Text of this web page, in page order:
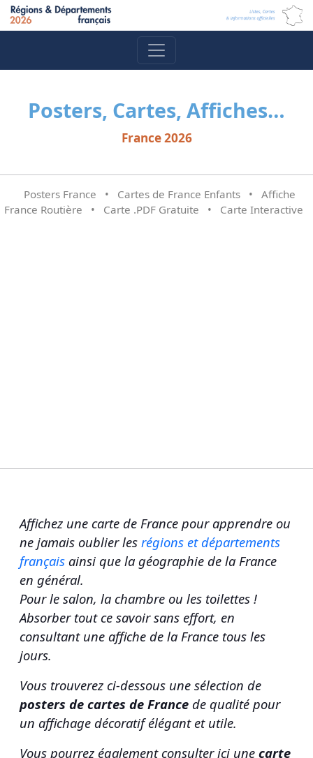
Posters, Cartes, Affiches…
France 2026
Posters France • Cartes de France Enfants •
Affiche
France Routière
• Carte .PDF Gratuite • Carte Interactive
Affichez une carte de France pour apprendre ou
ne jamais oublier les régions et départements
français ainsi que la géographie de la France
en général.
Pour le salon, la chambre ou les toilettes !
Absorber tout ce savoir sans effort, en
consultant une affiche de la France tous les
jours.
Vous trouverez ci-dessous une sélection de
posters de cartes de France de qualité pour
un affichage décoratif élégant et utile.
Vous pourrez également consulter ici une carte